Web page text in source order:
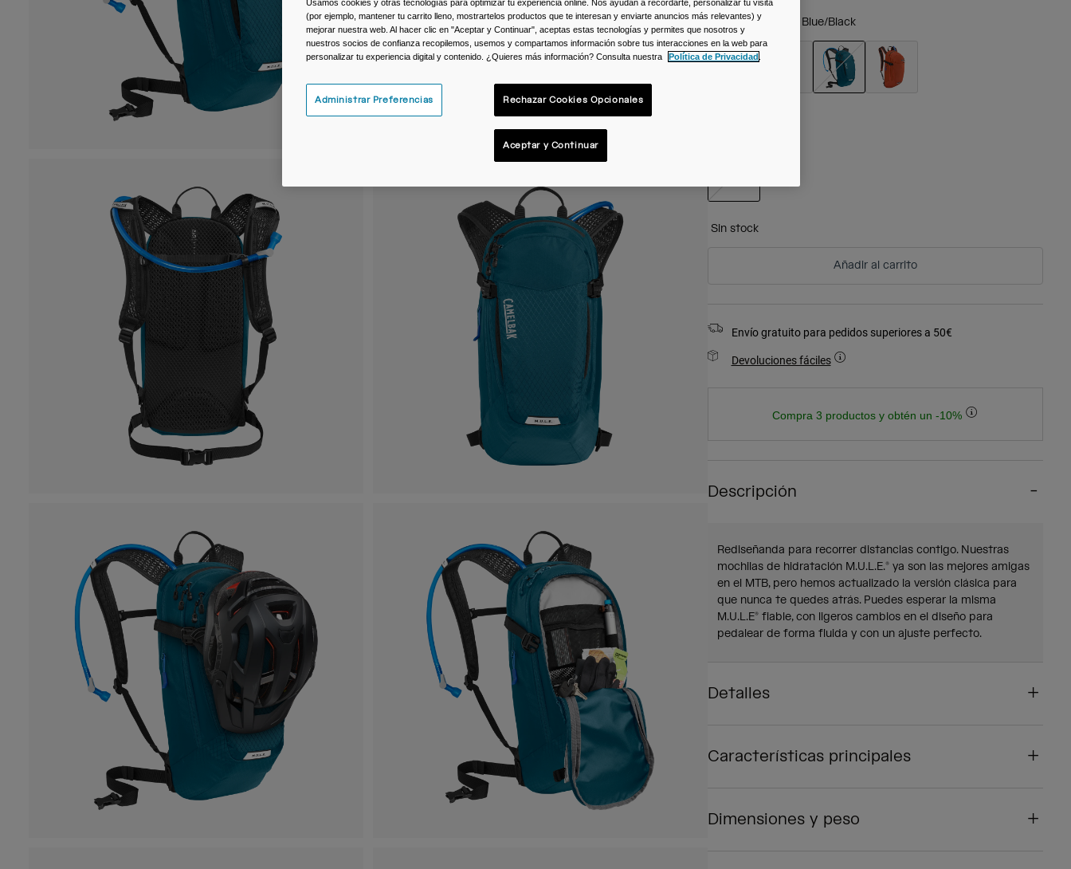
Color -Moroccan Blue/Black
Única
Sin stock
Añadir al carrito
Envío gratuito para pedidos superiores a 50€
Devoluciones fáciles
Compra 3 productos y obtén un -10%
Descripción
Rediseñanda para recorrer distancias contigo. Nuestras
mochilas de hidratación M.U.L.E.® ya son las mejores amigas
en el MTB, pero hemos actualizado la versión clásica para
que nunca te quedes atrás. Puedes esperar la misma
M.U.L.E® fiable, con ligeros cambios en el diseño para
pedalear de forma fluida y con un ajuste perfecto.
Detalles
Características principales
Dimensiones y peso
Usamos cookies y otras tecnologías para optimizar tu experiencia online. Nos ayudan a recordarte, personalizar tu visita
(por ejemplo, mantener tu carrito lleno, mostrartelos productos que te interesan y enviarte anuncios más relevantes) y
mejorar nuestra web. Al hacer clic en "Aceptar y Continuar", aceptas estas tecnologías y permites que nosotros y
nuestros socios de confianza recopilemos, usemos y compartamos información sobre tus interacciones en la web para
personalizar tu experiencia digital y contenido. ¿Quieres más información? Consulta nuestra
Política de Privacidad
Administrar Preferencias Rechazar Cookies Opcionales
Aceptar y Continuar